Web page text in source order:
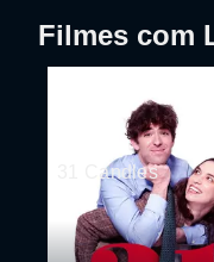
Filmes com
31 Candles